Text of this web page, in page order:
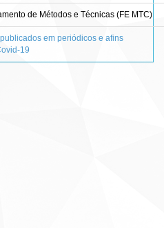
de Métodos e Técnicas (FE MTC)
em periódicos e afins
19